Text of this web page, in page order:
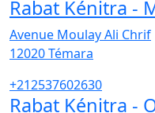
Rabat Kénitra -
Avenue Moulay Ali Chrif
12020Témara
+212537602630
Rabat Kénitra -